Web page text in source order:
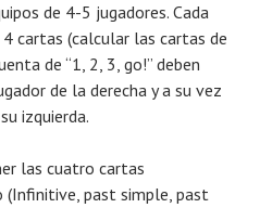
de 4-5 jugadores. Cada
cartas (calcular las cartas de
de “1, 2, 3, go!” deben
de la derecha y a su vez
izquierda.
las cuatro cartas
(Infinitive, past simple, past